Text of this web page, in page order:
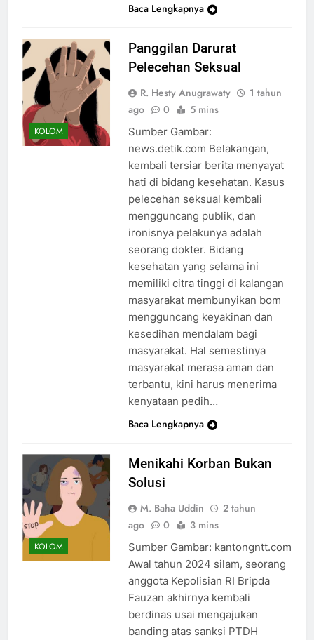
Baca Lengkapnya
KOLOM
Panggilan Darurat
Pelecehan Seksual
R. Hesty Anugrawaty
1 tahun
ago
0 5 mins
Sumber Gambar:
news.detik.com Belakangan,
kembali tersiar berita menyayat
hati di bidang kesehatan. Kasus
pelecehan seksual kembali
mengguncang publik, dan
ironisnya pelakunya adalah
seorang dokter. Bidang
kesehatan yang selama ini
memiliki citra tinggi di kalangan
masyarakat membunyikan bom
mengguncang keyakinan dan
kesedihan mendalam bagi
masyarakat. Hal semestinya
masyarakat merasa aman dan
terbantu, kini harus menerima
kenyataan pedih…
Baca Lengkapnya
KOLOM
Menikahi Korban Bukan
Solusi
M. Baha Uddin
2 tahun
ago
0 3 mins
Sumber Gambar: kantongntt.com
Awal tahun 2024 silam, seorang
anggota Kepolisian RI Bripda
Fauzan akhirnya kembali
berdinas usai mengajukan
banding atas sanksi PTDH